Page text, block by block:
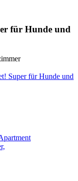
für Hunde und
Super für Hunde und